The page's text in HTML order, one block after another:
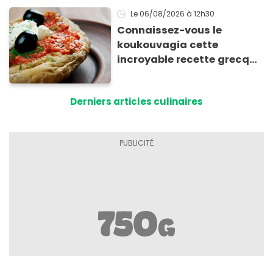
Le 06/08/2026 à 12h30
Connaissez-vous le
koukouvagia cette
incroyable recette grecque
Derniers articles culinaires